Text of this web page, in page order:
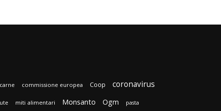
carne commissione europea Coop coronavirus
miti alimentari Monsanto Ogm pasta